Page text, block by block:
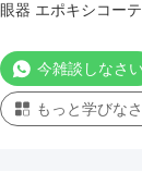
眼器 エポキシコー
今雑談しなさい
もっと学びな